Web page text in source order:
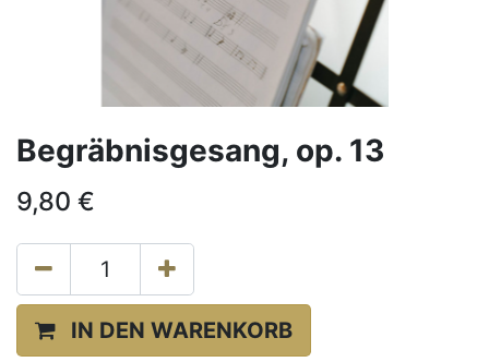
Begräbnisgesang, op. 13
9,80 €
IN DEN WARENKORB